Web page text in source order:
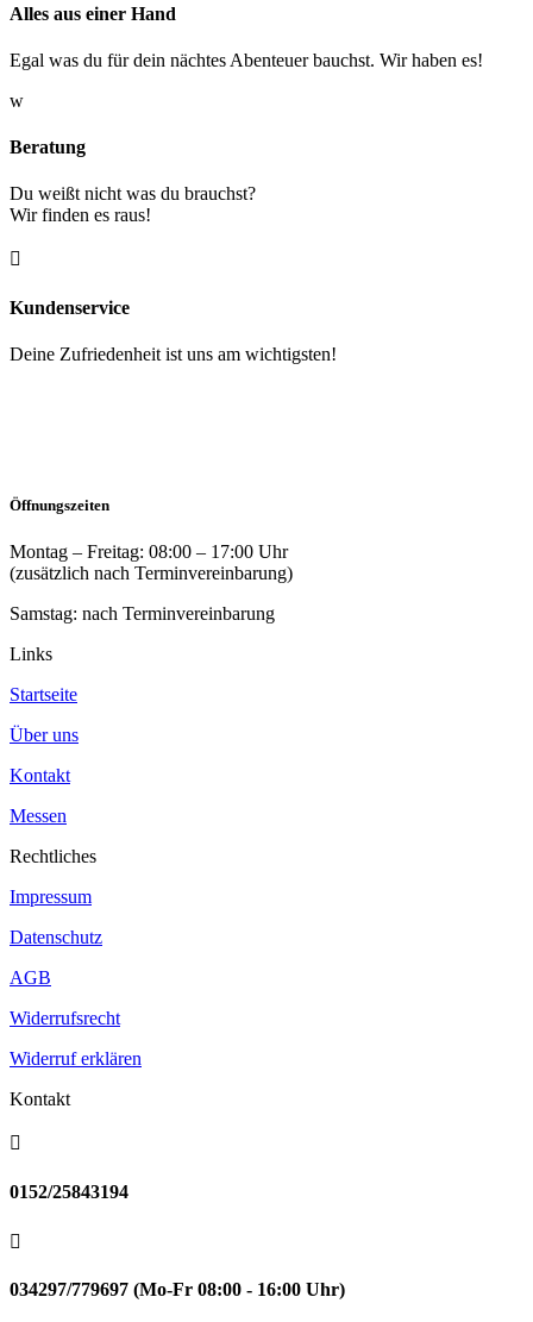
Alles aus einer Hand
Egal was du für dein nächtes Abenteuer bauchst. Wir haben es!
w
Beratung
Du weißt nicht was du brauchst?
Wir finden es raus!

Kundenservice
Deine Zufriedenheit ist uns am wichtigsten!
Öffnungszeiten
Montag – Freitag: 08:00 – 17:00 Uhr
(zusätzlich nach Terminvereinbarung)
Samstag: nach Terminvereinbarung
Links
Startseite
Über uns
Kontakt
Messen
Rechtliches
Impressum
Datenschutz
AGB
Widerrufsrecht
Widerruf erklären
Kontakt

0152/25843194

034297/779697 (Mo-Fr 08:00 - 16:00 Uhr)